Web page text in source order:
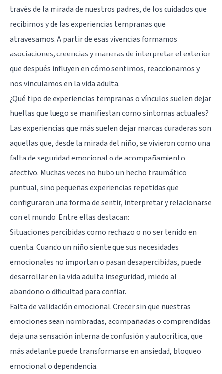
través de la mirada de nuestros padres, de los cuidados que
recibimos y de las experiencias tempranas que
atravesamos. A partir de esas vivencias formamos
asociaciones, creencias y maneras de interpretar el exterior
que después influyen en cómo sentimos, reaccionamos y
nos vinculamos en la vida adulta.
¿Qué tipo de experiencias tempranas o vínculos suelen dejar
huellas que luego se manifiestan como síntomas actuales?
Las experiencias que más suelen dejar marcas duraderas son
aquellas que, desde la mirada del niño, se vivieron como una
falta de seguridad emocional o de acompañamiento
afectivo. Muchas veces no hubo un hecho traumático
puntual, sino pequeñas experiencias repetidas que
configuraron una forma de sentir, interpretar y relacionarse
con el mundo. Entre ellas destacan:
Situaciones percibidas como rechazo o no ser tenido en
cuenta. Cuando un niño siente que sus necesidades
emocionales no importan o pasan desapercibidas, puede
desarrollar en la vida adulta inseguridad, miedo al
abandono o dificultad para confiar.
Falta de validación emocional. Crecer sin que nuestras
emociones sean nombradas, acompañadas o comprendidas
deja una sensación interna de confusión y autocrítica, que
más adelante puede transformarse en ansiedad, bloqueo
emocional o dependencia.